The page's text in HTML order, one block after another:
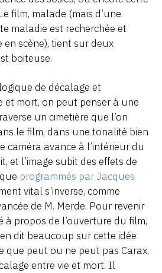
film, malade (mais d’une
maladie est recherchée et
scène), tient sur deux
boiteuse.
de décalage et
et mort, on peut penser à une
un cimetière que l’on
le film, dans une tonalité bien
caméra avance à l’intérieur du
et l’image subit des effets de
programmés par Jacques
vital s’inverse, comme
de M. Merde. Pour revenir
à propos de l’ouverture du film,
dit beaucoup sur cette idée
que peut ou ne peut pas Carax,
entre vie et mort. Il